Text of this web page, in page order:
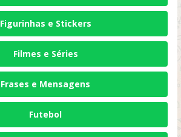
Figurinhas e Stickers
Filmes e Séries
Frases e Mensagens
Futebol